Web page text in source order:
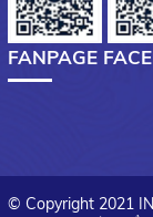
FANPAGE
© Copyright 2021